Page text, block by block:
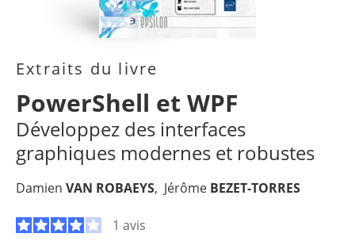
Extraits du livre
PowerShell et WPF
Développez des interfaces
graphiques modernes et robustes
Damien VAN ROBAEYS Jérôme BEZET-TORRES
1 avis